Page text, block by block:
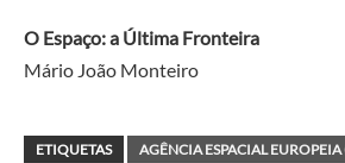
O Espaço: a Última Fronteira
Mário João Monteiro
ETIQUETAS AGÊNCIA ESPACIAL EUROPEIA